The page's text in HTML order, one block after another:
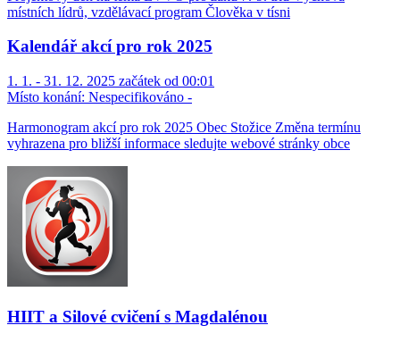
místních lídrů, vzdělávací program Člověka v tísni
Kalendář akcí pro rok 2025
1. 1. - 31. 12. 2025 začátek od 00:01
Místo konání: Nespecifikováno -
Harmonogram akcí pro rok 2025 Obec Stožice Změna termínu
vyhrazena pro bližší informace sledujte webové stránky obce
HIIT a Silové cvičení s Magdalénou